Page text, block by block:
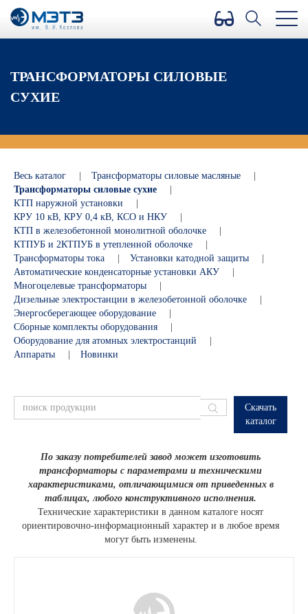
Версия для слабовидящих
ТРАНСФОРМАТОРЫ СИЛОВЫЕ
СУХИЕ
Весь каталог Трансформаторы силовые масляные
Трансформаторы силовые сухие
КТП наружной установки
КРУ 10 кВ, КРУ 0,4 кВ, КСО и НКУ
КТП в железобетонной монолитной оболочке
КТПУБ и 2КТПУБ в утепленной оболочке
Трансформаторы тока
Установки катодной защиты
Автоматические конденсаторные установки АКУ
Многоцелевые трансформаторы
Дизельные электростанции в железобетонной оболочке
Энергосберегающее оборудование
Сборные комплекты оборудования
Оборудование для атомных электростанций
Аппараты
Новинки
Скачать
каталог
По заказу потребителей завод может изготовить
трансформаторы с параметрами и техническими
характеристиками, отличающимися от приведенных в
таблицах, любого конструктивного исполнения.
Технические характеристики в данном каталоге носят
ориентировочно-информационный характер и в любое время
могут быть изменены.